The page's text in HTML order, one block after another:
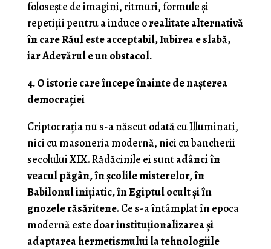
folosește de imagini, ritmuri, formule și
repetiții pentru a induce orealitate alternativă
în care Răul este acceptabil, Iubirea e slabă,
iar Adevărul e un obstacol.
4. O istorie care începe înainte de nașterea
democrației
Criptocrația nu s-a născut odată cu Illuminati,
nici cu masoneria modernă, nici cu bancherii
secolului XIX. Rădăcinile ei suntadânci în
veacul păgân, în școlile misterelor, în
Babilonul inițiatic, în Egiptul ocult și în
gnozele răsăritene. Ce s-a întâmplat în epoca
modernă este doarinstituționalizarea și
adaptarea hermetismului la tehnologiile